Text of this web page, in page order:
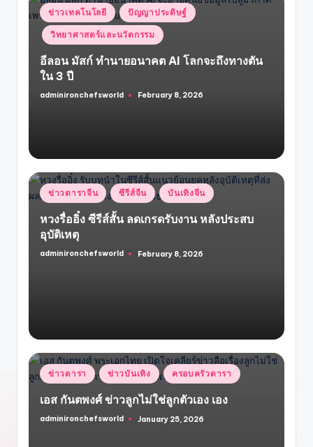
Posted
in
ข่าวเทคโนโลยี ปัญญาประดิษฐ์
วิทยาศาสตร์และนวัตกรรม
อีลอน มัสก์ ทำนายอนาคต AI โลกจะถึงทางตัน
ใน 3 ปี
Posted
adminironchefsworld February 8, 2026
Posted
in
ข่าวดาราจีน ซีรีส์จีน บันเทิงจีน
หวงรื่ออิ๋ง ซีรีส์สั้น ลดเกรดรับงาน หลังประสบ
อุบัติเหตุ
Posted
adminironchefsworld February 8, 2026
Posted
in
ข่าวดารา ข่าวบันเทิง ครอบครัวดารา
เอส กันตพงศ์ ข่าวลูกไม่ใช่ลูกตัวเอง เอง
Posted
adminironchefsworld January 25, 2026